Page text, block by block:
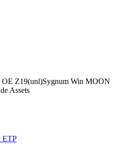
OE Z19(unl)Sygnum Win MOON
Assets
ETP